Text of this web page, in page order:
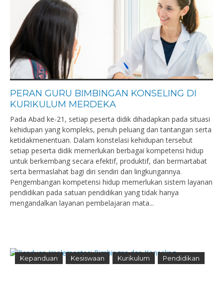
PERAN GURU BIMBINGAN KONSELING DI
KURIKULUM MERDEKA
Pada Abad ke-21, setiap peserta didik dihadapkan pada situasi
kehidupan yang kompleks, penuh peluang dan tantangan serta
ketidakmenentuan. Dalam konstelasi kehidupan tersebut
setiap peserta didik memerlukan berbagai kompetensi hidup
untuk berkembang secara efektif, produktif, dan bermartabat
serta bermaslahat bagi diri sendiri dan lingkungannya.
Pengembangan kompetensi hidup memerlukan sistem layanan
pendidikan pada satuan pendidikan yang tidak hanya
mengandalkan layanan pembelajaran mata...
Kepanduan Kesiswaan Kurikulum Pendidikan